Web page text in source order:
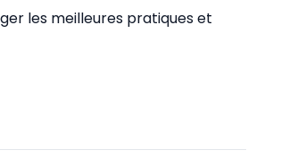
les meilleures pratiques et